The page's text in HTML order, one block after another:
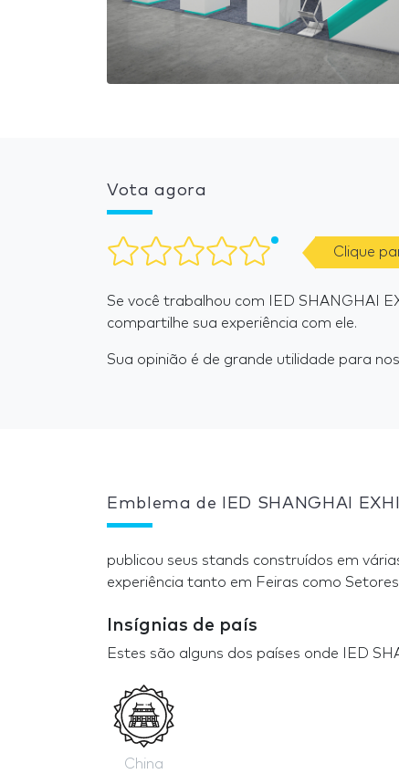
Vota agora
Clique
Se você trabalhou com IED SHANGHAI
compartilhe sua experiência com ele.
Sua opinião é de grande utilidade para
Emblema de IED SHANGHAI
publicou seus stands construídos em
experiência tanto em Feiras como
Insígnias de país
Estes são alguns dos países onde IED
China